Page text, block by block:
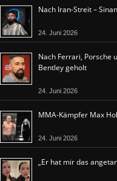
Nach Iran-Streit –
24. Juni 2026
Nach Ferrari, Porsche
Bentley geholt
24. Juni 2026
MMA-Kämpfer Max
24. Juni 2026
„Er hat mir das